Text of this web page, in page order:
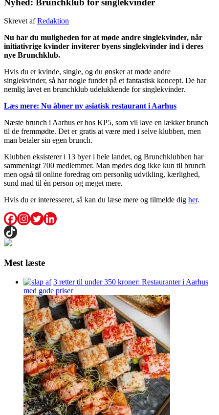
Nyhed: Brunchklub for singlekvinder
Skrevet afRedaktion
Nu har du muligheden for at møde andre singlekvinder, når
initiativrige kvinder inviterer byens singlekvinder ind i deres
nye Brunchklub.
Hvis du er kvinde, single, og du ønsker at møde andre
singlekvinder, så har nogle fundet på et fantastisk koncept. De har
nemlig lavet en brunchklub udelukkende for singlekvinder.
Læs mere: Nu åbner ny asiatisk restaurant i Aarhus
Næste brunch i Aarhus er hos KP5, som vil lave en lækker brunch
til de fremmødte. Det er gratis at være med i selve klubben, men
man betaler sin egen brunch.
Klubben eksisterer i 13 byer i hele landet, og Brunchklubben har
sammenlagt 700 medlemmer. Man mødes dog ikke kun til brunch
men også til online foredrag om personlig udvikling, kærlighed,
sund mad til én person og meget mere.
Hvis du er interesseret, så kan du læse mere og tilmelde dig her.
Mest læste
3 retter til under 350 kroner: Restauranter i Aarhus
med gode priser